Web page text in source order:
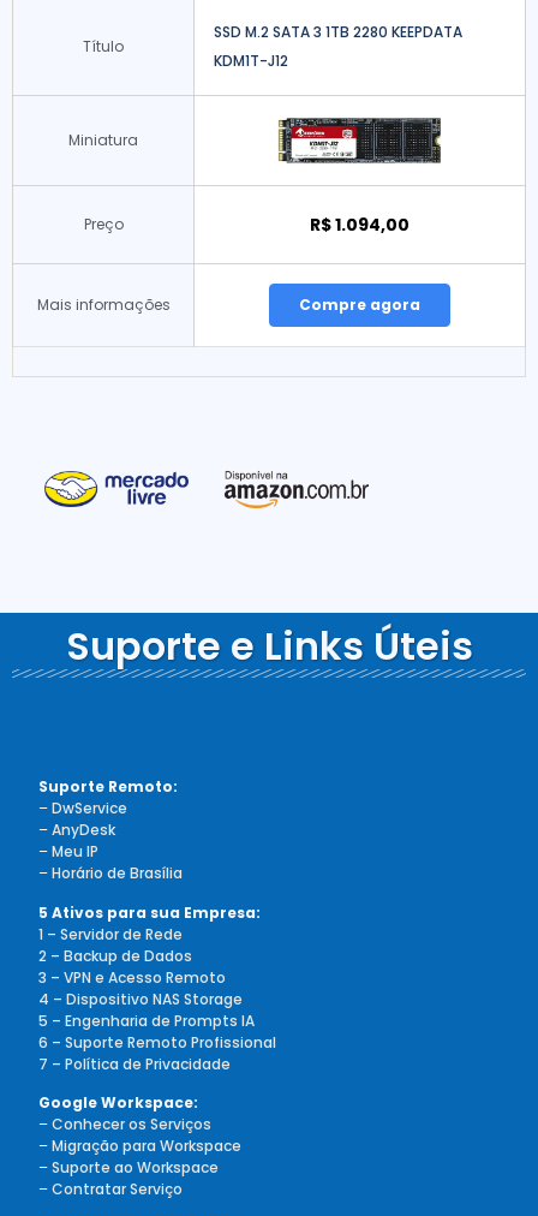
Título
SSD M.2 SATA 3 1TB 2280 KEEPDATA
KDM1T-J12
Miniatura
Preço R$ 1.094,00
Mais informações Compre agora
Suporte e Links Úteis
Suporte Remoto:
–DwService
–AnyDesk
–Meu IP
–Horário de Brasília
5 Ativos para sua Empresa:
1 – Servidor de Rede
2 – Backup de Dados
3 – VPN e Acesso Remoto
4 – Dispositivo NAS Storage
5 – Engenharia de Prompts IA
6 – Suporte Remoto Profissional
7 – Política de Privacidade
Google Workspace:
–Conhecer os Serviços
–Migração para Workspace
–Suporte ao Workspace
–Contratar Serviço